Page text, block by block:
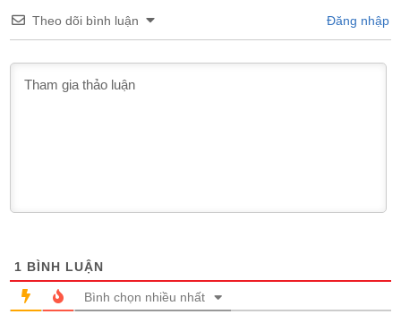
Theo dõi bình luận Đăng nhập
1 BÌNH LUẬN
Bình chọn nhiều nhất